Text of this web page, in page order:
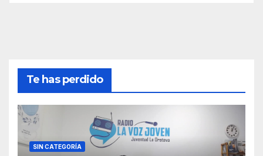
Te has perdido
SIN CATEGORÍA